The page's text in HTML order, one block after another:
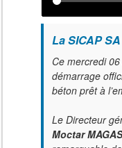
La SICAP
Ce mercredi
démarrage
béton prêt à
Le Directeur
Moctar